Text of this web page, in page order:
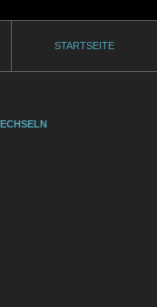
STARTSEITE